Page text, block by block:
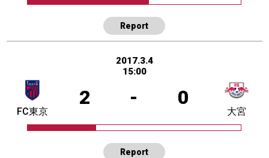
Report
2017.3.4
15:00
2 - 0
FC東京 大宮
Report